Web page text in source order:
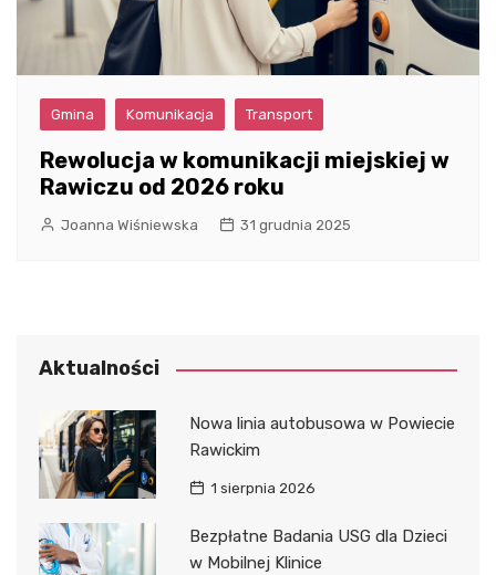
Gmina Komunikacja Transport
Rewolucja w komunikacji miejskiej w
Rawiczu od 2026 roku
Joanna Wiśniewska 31 grudnia 2025
Aktualności
Nowa linia autobusowa w Powiecie
Rawickim
1 sierpnia 2026
Bezpłatne Badania USG dla Dzieci
w Mobilnej Klinice